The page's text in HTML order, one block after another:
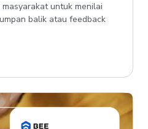
untuk menilai
balik atau feedback